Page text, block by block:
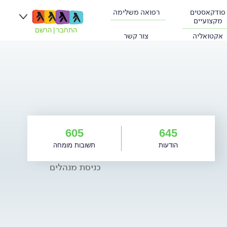
פודקאסטים
מקצועיים
רפואה משלימה
אקטואליה צור קשר
התחבר הרשם
645
הודעות
605
תשובות מומחה
כניסת מנהלים